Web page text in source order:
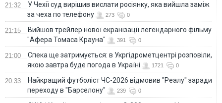
21:32
У Чехії суд вирішив вислати росіянку, яка вийшла заміж
за чеха по телефону
273 0
21:15
Вийшов трейлер нової екранізації легендарного фільму
"Афера Томаса Крауна"
391 0
21:00
Спека ще затримується: в Укргідрометцентрі розповіли,
якою завтра буде погода в Україні
1721 0
20:33
Найкращий футболіст ЧС-2026 відмовив "Реалу" заради
переходу в "Барселону"
239 0